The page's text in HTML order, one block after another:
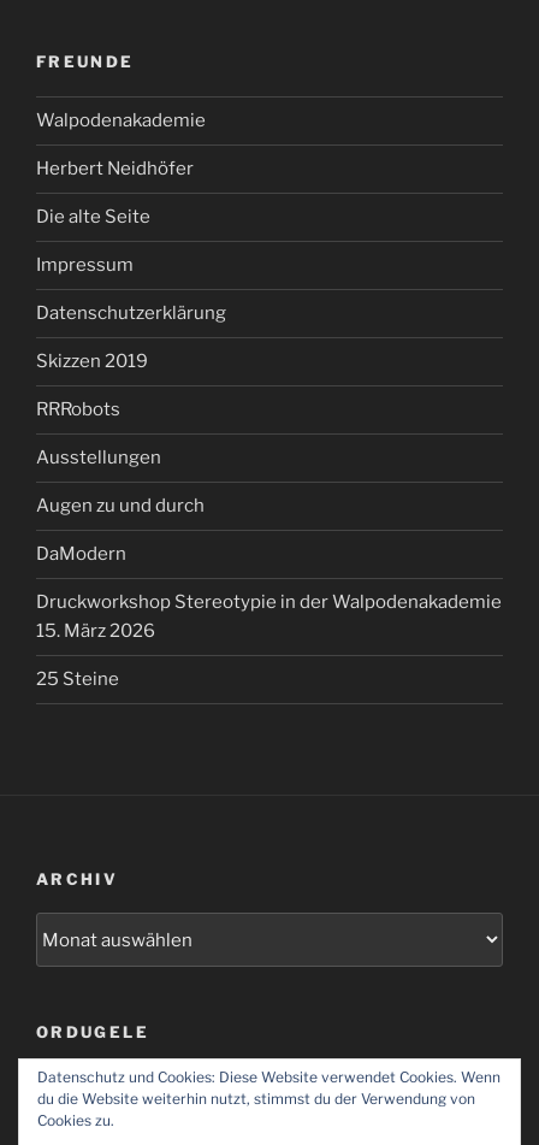
FREUNDE
Walpodenakademie
Herbert Neidhöfer
Die alte Seite
Impressum
Datenschutzerklärung
Skizzen 2019
RRRobots
Ausstellungen
Augen zu und durch
DaModern
Druckworkshop Stereotypie in der Walpodenakademie
15. März 2026
25 Steine
ARCHIV
ORDUGELE
Ordugele
Datenschutz und Cookies: Diese Website verwendet Cookies. Wenn
du die Website weiterhin nutzt, stimmst du der Verwendung von
Cookies zu.